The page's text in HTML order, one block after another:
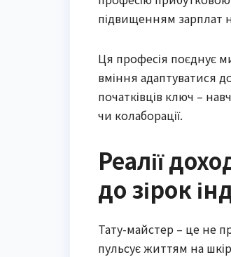
підвищенням зарплат
Ця професія поєднує
вміння адаптуватися
початківців ключ –
чи колаборації.
Реалії
до зірок
Тату-майстер – це не
пульсує життям на